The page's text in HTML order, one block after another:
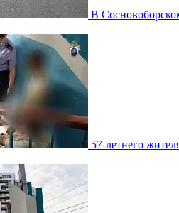
В
57-летнего